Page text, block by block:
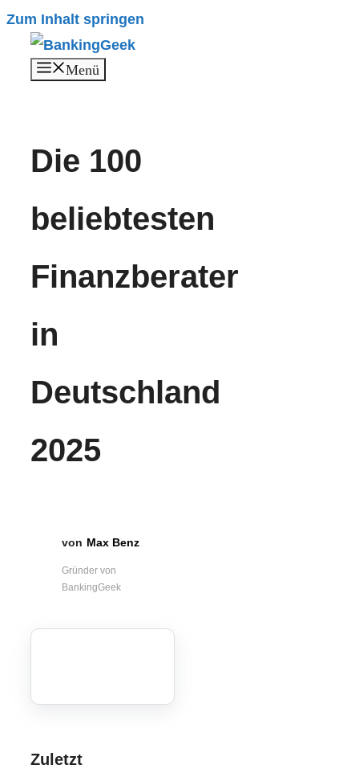
Zum Inhalt springen
Menü
Die 100
beliebtesten
Finanzberater
in
Deutschland
2025
Max Benz
Gründer von
BankingGeek
Zuletzt